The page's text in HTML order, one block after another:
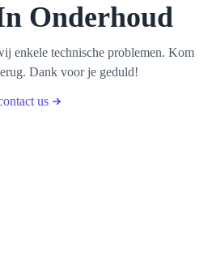
Onderhoud
enkele technische problemen. Kom
Dank voor je geduld!
us